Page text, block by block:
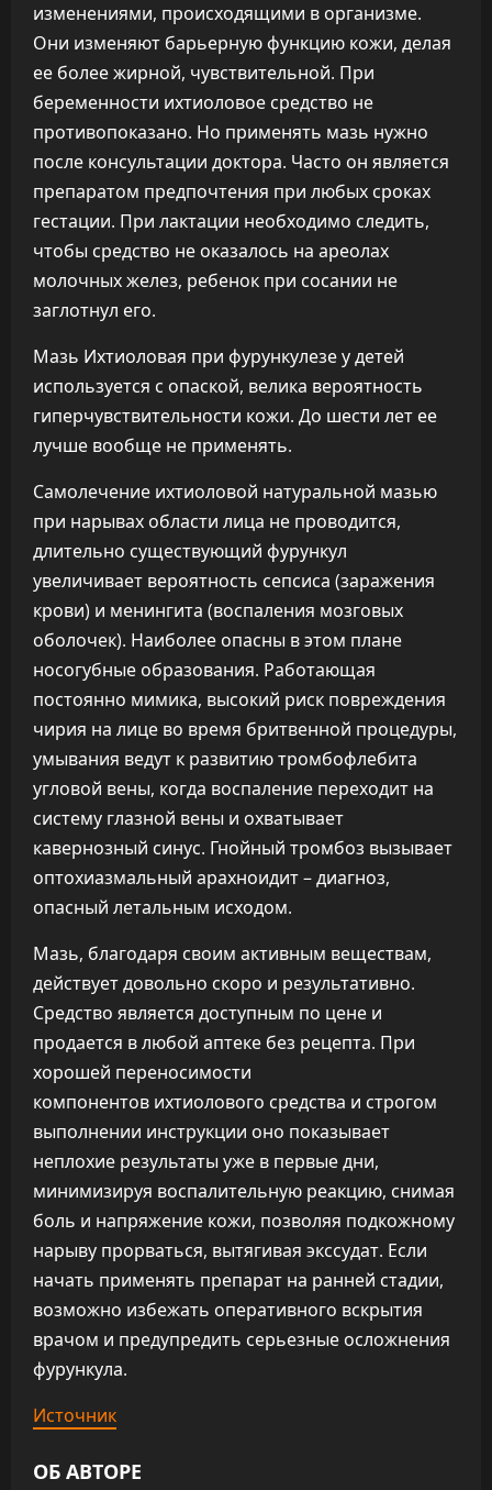
изменениями, происходящими в организме.
Они изменяют барьерную функцию кожи, делая
ее более жирной, чувствительной. При
беременности ихтиоловое средство не
противопоказано. Но применять мазь нужно
после консультации доктора. Часто он является
препаратом предпочтения при любых сроках
гестации. При лактации необходимо следить,
чтобы средство не оказалось на ареолах
молочных желез, ребенок при сосании не
заглотнул его.
Мазь Ихтиоловая при фурункулезе у детей
используется с опаской, велика вероятность
гиперчувствительности кожи. До шести лет ее
лучше вообще не применять.
Самолечение ихтиоловой натуральной мазью
при нарывах области лица не проводится,
длительно существующий фурункул
увеличивает вероятность сепсиса (заражения
крови) и менингита (воспаления мозговых
оболочек). Наиболее опасны в этом плане
носогубные образования. Работающая
постоянно мимика, высокий риск повреждения
чирия на лице во время бритвенной процедуры,
умывания ведут к развитию тромбофлебита
угловой вены, когда воспаление переходит на
систему глазной вены и охватывает
кавернозный синус. Гнойный тромбоз вызывает
оптохиазмальный арахноидит – диагноз,
опасный летальным исходом.
Мазь, благодаря своим активным веществам,
действует довольно скоро и результативно.
Средство является доступным по цене и
продается в любой аптеке без рецепта. При
хорошей переносимости
компонентов ихтиолового средства и строгом
выполнении инструкции оно показывает
неплохие результаты уже в первые дни,
минимизируя воспалительную реакцию, снимая
боль и напряжение кожи, позволяя подкожному
нарыву прорваться, вытягивая экссудат. Если
начать применять препарат на ранней стадии,
возможно избежать оперативного вскрытия
врачом и предупредить серьезные осложнения
фурункула.
Источник
ОБ АВТОРЕ